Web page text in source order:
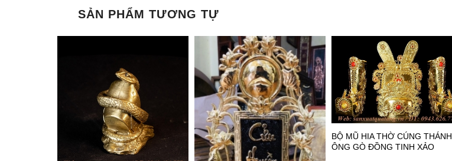
SẢN PHẨM TƯƠNG TỰ
BỘ MŨ HIA THỜ CÚNG THÁNH
ÔNG GÒ ĐỒNG TINH XẢO